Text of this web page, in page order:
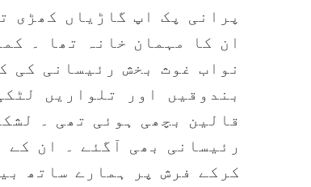
پرانی پک اپ گاڑیاں کھڑی
ان کا مہمان خانہ تھا ۔
نواب غوث بخش رئیسانی کی
بندوقیں اور تلواریں
قالین بچھی ہوئی تھی ۔
رئیسانی بھی آگئے ۔ ان کے
کرکے فرش پر ہمارے ساتھ